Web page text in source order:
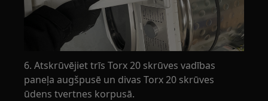
6. Atskrūvējiet trīs Torx 20 skrūves vadības
paneļa augšpusē un divas Torx 20 skrūves
ūdens tvertnes korpusā.